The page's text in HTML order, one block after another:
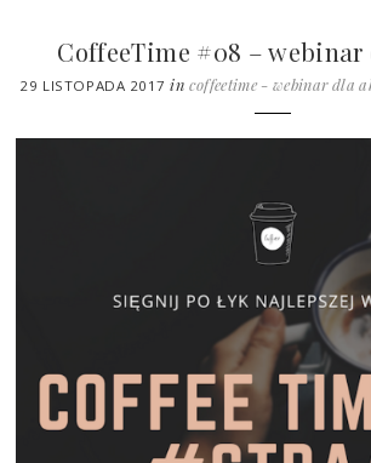
CoffeeTime #08 –
Absolwentów DecorAmor
29 LISTOPADA 2017 in coffeetime - webinar dla
academy